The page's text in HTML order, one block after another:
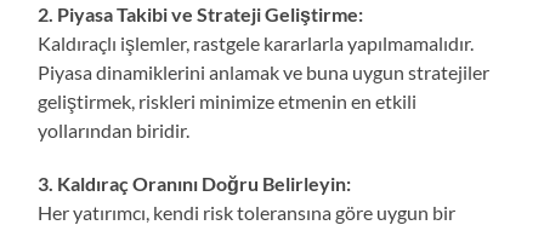
2. Piyasa Takibi ve Strateji Geliştirme:
Kaldıraçlı işlemler, rastgele kararlarla yapılmamalıdır.
Piyasa dinamiklerini anlamak ve buna uygun stratejiler
geliştirmek, riskleri minimize etmenin en etkili
yollarından biridir.
3. Kaldıraç Oranını Doğru Belirleyin:
Her yatırımcı, kendi risk toleransına göre uygun bir